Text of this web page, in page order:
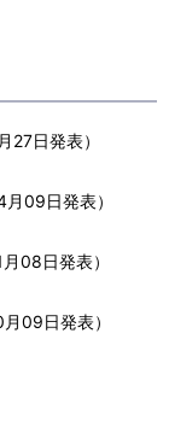
27日発表）
月09日発表）
08日発表）
09日発表）